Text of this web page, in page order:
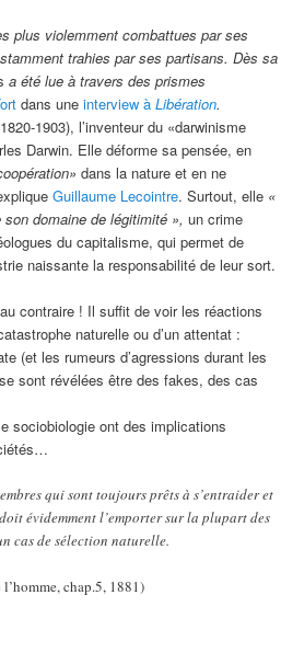
plus violemment combattues par ses
trahies par ses partisans. Dès sa
a été lue à travers des prismes
dans une interview à Libération.
1903), l’inventeur du «darwinisme
Darwin. Elle déforme sa pensée, en
dans la nature et en ne
Guillaume Lecointre. Surtout, elle «
domaine de légitimité », un crime
du capitalisme, qui permet de
naissante la responsabilité de leur sort.
contraire ! Il suffit de voir les réactions
naturelle ou d’un attentat :
(et les rumeurs d’agressions durant les
sont révélées être des fakes, des cas
sociobiologie ont des implications
qui sont toujours prêts à s’entraider et
évidemment l’emporter sur la plupart des
cas de sélection naturelle.
chap.5, 1881)